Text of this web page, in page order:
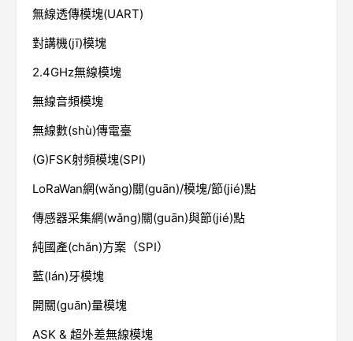
無線透傳模塊(UART)
對講機(jī)模塊
2.4GHz無線模塊
無線音頻模塊
無線數(shù)傳電臺
(G)FSK射頻模塊(SPI)
LoRaWan網(wǎng)關(guān)/模塊/節(jié)點
傳感器采集網(wǎng)關(guān)與節(jié)點
純國產(chǎn)方案（SPI）
藍(lán)牙模塊
開關(guān)量模塊
ASK & 超外差無線模塊